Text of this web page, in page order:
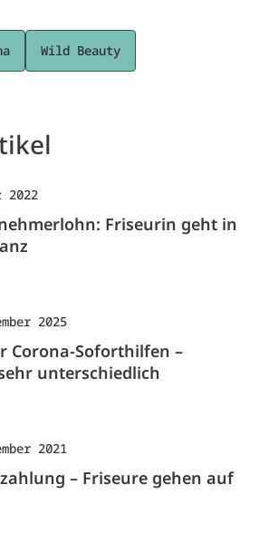
Wild Beauty
2022
Friseurin geht in
2025
Corona-Soforthilfen –
unterschiedlich
2021
– Friseure gehen auf